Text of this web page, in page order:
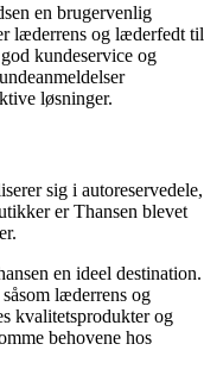
en brugervenlig
læderrens og læderfedt til
kundeservice og
løsninger.
sig i autoreservedele,
er Thansen blevet
en ideel destination.
læderrens og
kvalitetsprodukter og
behovene hos